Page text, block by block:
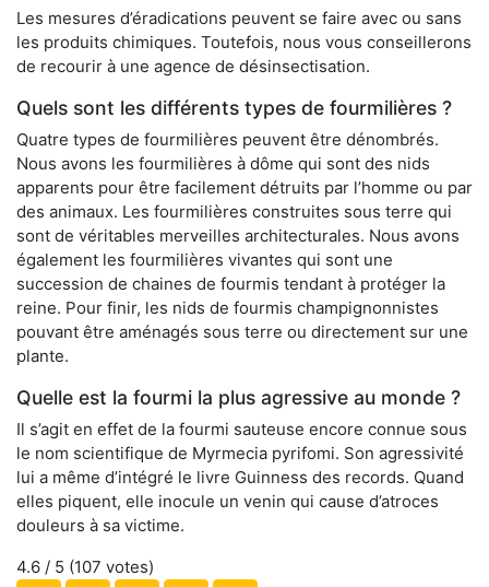
Les mesures d’éradications peuvent se faire avec ou sans
les produits chimiques. Toutefois, nous vous conseillerons
de recourir à une agence de désinsectisation.
Quels sont les différents types de fourmilières ?
Quatre types de fourmilières peuvent être dénombrés.
Nous avons les fourmilières à dôme qui sont des nids
apparents pour être facilement détruits par l’homme ou par
des animaux. Les fourmilières construites sous terre qui
sont de véritables merveilles architecturales. Nous avons
également les fourmilières vivantes qui sont une
succession de chaines de fourmis tendant à protéger la
reine. Pour finir, les nids de fourmis champignonnistes
pouvant être aménagés sous terre ou directement sur une
plante.
Quelle est la fourmi la plus agressive au monde ?
Il s’agit en effet de la fourmi sauteuse encore connue sous
le nom scientifique de Myrmecia pyrifomi. Son agressivité
lui a même d’intégré le livre Guinness des records. Quand
elles piquent, elle inocule un venin qui cause d’atroces
douleurs à sa victime.
4.6 / 5 (107 votes)